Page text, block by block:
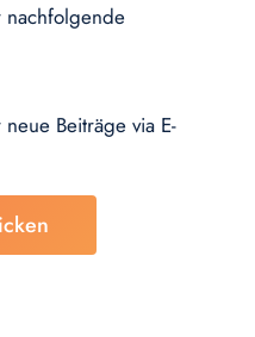
nachfolgende
Beiträge via E-